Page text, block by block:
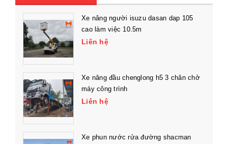
Xe nâng người isuzu dasan dap 105
cao làm việc 10.5m
Liên hệ
Xe nâng đầu chenglong h5 3 chân chở
máy công trình
Liên hệ
Xe phun nước rửa đường shacman